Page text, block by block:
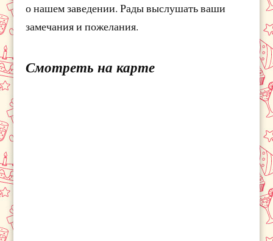
о нашем заведении. Рады выслушать ваши
замечания и пожелания.
Смотреть на карте